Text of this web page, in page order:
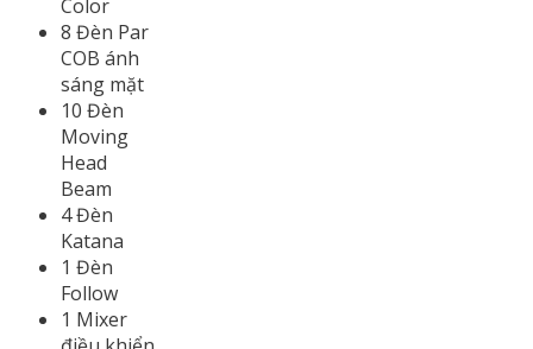
Color
8 Đèn Par
COB ánh
sáng mặt
10 Đèn
Moving
Head
Beam
4 Đèn
Katana
1 Đèn
Follow
1 Mixer